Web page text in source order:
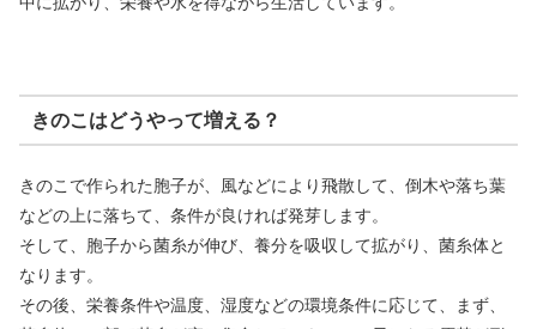
きのこはどうやって増える？
きのこで作られた胞子が、風などにより飛散して、倒木や落ち葉
などの上に落ちて、条件が良ければ発芽します。
そして、胞子から菌糸が伸び、養分を吸収して拡がり、菌糸体と
なります。
その後、栄養条件や温度、湿度などの環境条件に応じて、まず、